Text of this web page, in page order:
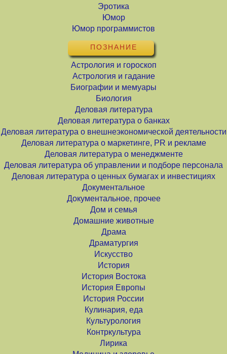
Эротика
Юмор
Юмор программистов
ПОЗНАНИЕ
Астрология и гороскоп
Астрология и гадание
Биографии и мемуары
Биология
Деловая литература
Деловая литература о банках
Деловая литература о внешнеэкономической деятельности
Деловая литература о маркетинге, PR и рекламе
Деловая литература о менеджменте
Деловая литература об управлении и подборе персонала
Деловая литература о ценных бумагах и инвестициях
Документальное
Документальное, прочее
Дом и семья
Домашние животные
Драма
Драматургия
Искусство
История
История Востока
История Европы
История России
Кулинария, еда
Культурология
Контркультура
Лирика